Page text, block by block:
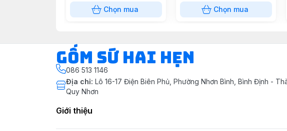
Chọn mua Chọn mua
Gốm Sứ Hai Hẹn
086 513 1146
Địa chỉ: Lô 16-17 Điện Biên Phủ, Phường Nhơn Bình, Bình Định -
Quy Nhơn
Giới thiệu